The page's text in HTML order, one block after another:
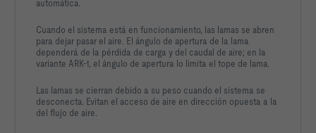
automática.
Cuando el sistema está en funcionamiento, las lamas se abren
para dejar pasar el aire. El ángulo de apertura de la lama
dependerá de la pérdida de carga y del caudal de aire; en la
variante ARK-1, el ángulo de apertura lo limita el tope de lama.
Las lamas se cierran debido a su peso cuando el sistema se
desconecta. Evitan el acceso de aire en dirección opuesta a la
del flujo de aire.